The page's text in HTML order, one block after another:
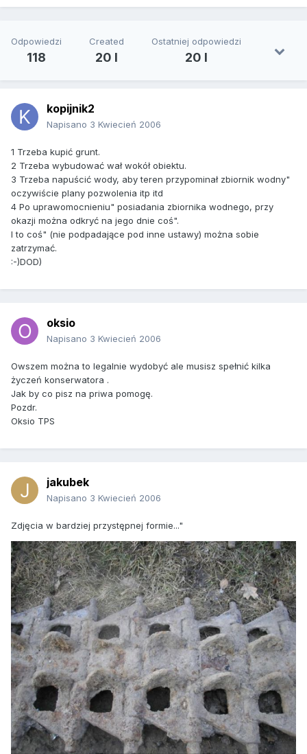
Odpowiedzi
118
Created
20 l
Ostatniej odpowiedzi
20 l
kopijnik2
Napisano 3 Kwiecień 2006
1 Trzeba kupić grunt.
2 Trzeba wybudować wał wokół obiektu.
3 Trzeba napuścić wody, aby teren przypominał zbiornik wodny"
oczywiście plany pozwolenia itp itd
4 Po uprawomocnieniu" posiadania zbiornika wodnego, przy
okazji można odkryć na jego dnie coś".
I to coś" (nie podpadające pod inne ustawy) można sobie
zatrzymać.
:-)DOD)
oksio
Napisano 3 Kwiecień 2006
Owszem można to legalnie wydobyć ale musisz spełnić kilka
życzeń konserwatora .
Jak by co pisz na priwa pomogę.
Pozdr.
Oksio TPS
jakubek
Napisano 3 Kwiecień 2006
Zdjęcia w bardziej przystępnej formie..."